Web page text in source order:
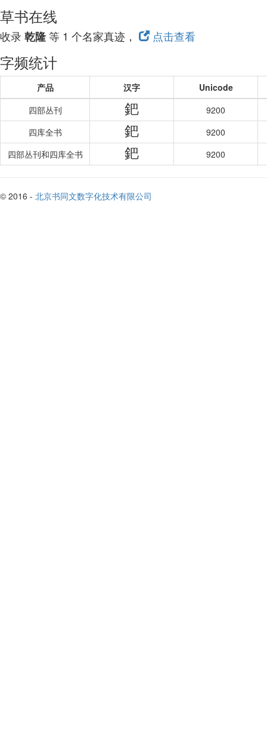
草书在线
收录乾隆等 1 个名家真迹， 点击查看
字频统计
产品 汉字
Unicode
四部丛刊
鈀
9200
四库全书
鈀
9200
四部丛刊和四库全书
鈀 9200
© 2016 - 北京书同文数字化技术有限公司